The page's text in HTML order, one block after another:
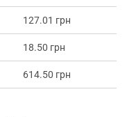
127.01 грн
18.50 грн
614.50 грн